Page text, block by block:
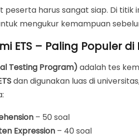
harus sangat siap. Di titik
mengukur kemampuan
ETS – Paling Populer
Testing Program) adalah tes
dan digunakan luas di
– 50 soal
Expression – 40 soal